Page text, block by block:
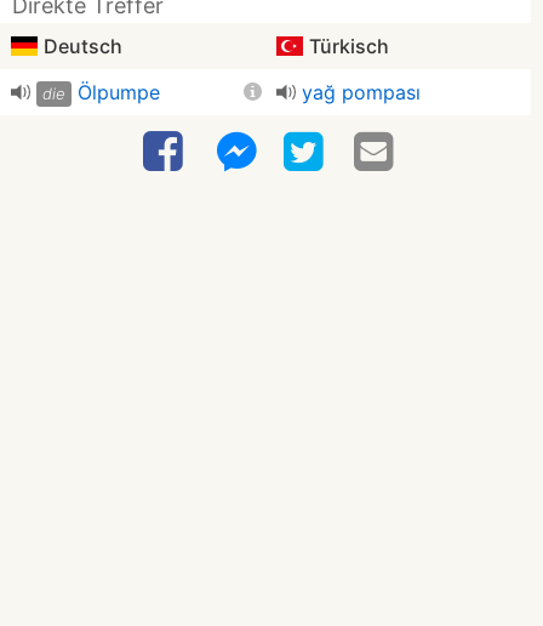
Direkte Treffer
Deutsch Türkisch
die Ölpumpe yağ pompası